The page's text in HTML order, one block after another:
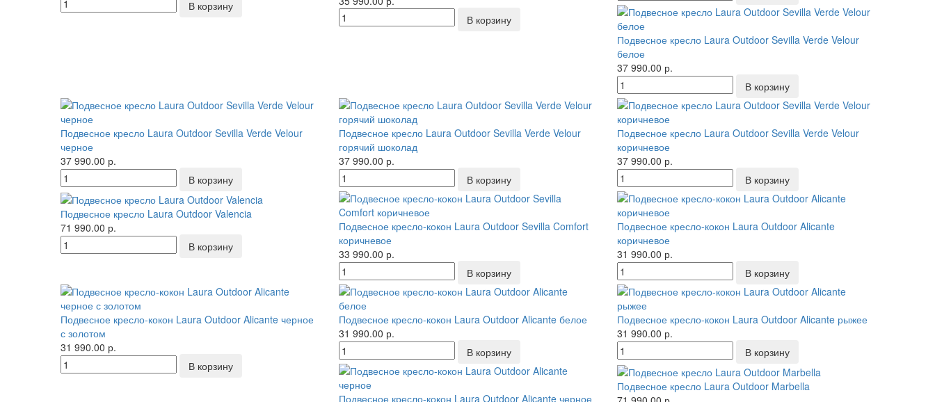
Подвесное кресло Laura Outdoor Sevilla Verde Velour
белое
37 990.00 р.
Подвесное кресло Laura Outdoor Sevilla Verde Velour
черное
37 990.00 р.
Подвесное кресло Laura Outdoor Sevilla Verde Velour
горячий шоколад
37 990.00 р.
Подвесное кресло Laura Outdoor Sevilla Verde Velour
коричневое
37 990.00 р.
Подвесное кресло Laura Outdoor Valencia
71 990.00 р.
Подвесное кресло-кокон Laura Outdoor Sevilla Comfort
коричневое
33 990.00 р.
Подвесное кресло-кокон Laura Outdoor Alicante
коричневое
31 990.00 р.
Подвесное кресло-кокон Laura Outdoor Alicante черное
с золотом
31 990.00 р.
Подвесное кресло-кокон Laura Outdoor Alicante белое
31 990.00 р.
Подвесное кресло-кокон Laura Outdoor Alicante рыжее
31 990.00 р.
Подвесное кресло-кокон Laura Outdoor Alicante черное
Подвесное кресло Laura Outdoor Marbella